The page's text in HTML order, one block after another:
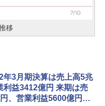
移
年3月期決算は売上高5兆
利益3412億円 来期は売
、営業利益5600億円を